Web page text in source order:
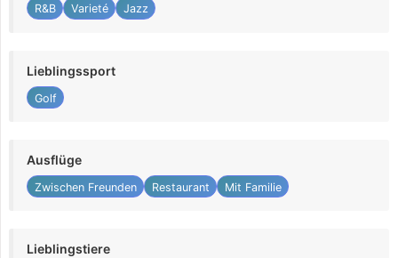
R&B Varieté Jazz
Lieblingssport
Golf
Ausflüge
Zwischen Freunden Restaurant Mit Familie
Lieblingstiere